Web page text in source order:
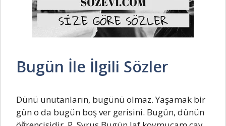
Bugün İle İlgili Sözler
Dünü unutanların, bugünü olmaz. Yaşamak bir
gün o da bugün boş ver gerisini. Bugün, dünün